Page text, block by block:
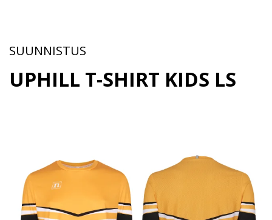
Myyntipäällikkö
Phone: +358 50 596 8651
SUUNNISTUS
UPHILL T-SHIRT KIDS LS